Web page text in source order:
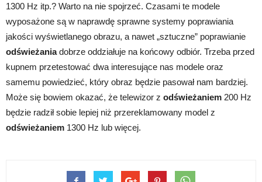
1300 Hz itp.? Warto na nie spojrzeć. Czasami te modele
wyposażone są w naprawdę sprawne systemy poprawiania
jakości wyświetlanego obrazu, a nawet „sztuczne” poprawianie
odświeżaniadobrze oddziałuje na końcowy odbiór. Trzeba przed
kupnem przetestować dwa interesujące nas modele oraz
samemu powiedzieć, który obraz będzie pasował nam bardziej.
Może się bowiem okazać, że telewizor z odświeżaniem 200 Hz
będzie radził sobie lepiej niż przereklamowany model z
odświeżaniem 1300 Hz lub więcej.